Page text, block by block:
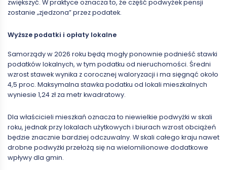
zwiększyć. W praktyce oznacza to, że część podwyżek pensji
zostanie „zjedzona” przez podatek.
Wyższe podatki i opłaty lokalne
Samorządy w 2026 roku będą mogły ponownie podnieść stawki
podatków lokalnych, w tym podatku od nieruchomości. Średni
wzrost stawek wynika z corocznej waloryzacji i ma sięgnąć około
4,5 proc. Maksymalna stawka podatku od lokali mieszkalnych
wyniesie 1,24 zł za metr kwadratowy.
Dla właścicieli mieszkań oznacza to niewielkie podwyżki w skali
roku, jednak przy lokalach użytkowych i biurach wzrost obciążeń
będzie znacznie bardziej odczuwalny. W skali całego kraju nawet
drobne podwyżki przełożą się na wielomilionowe dodatkowe
wpływy dla gmin.